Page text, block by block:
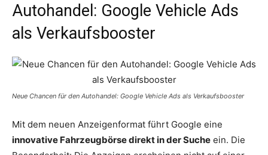
Autohandel: Google Vehicle Ads
als Verkaufsbooster
Neue Chancen für den Autohandel: Google Vehicle Ads als Verkaufsbooster
Mit dem neuen Anzeigenformat führt Google eine
innovative Fahrzeugbörse direkt in der Suche ein. Die